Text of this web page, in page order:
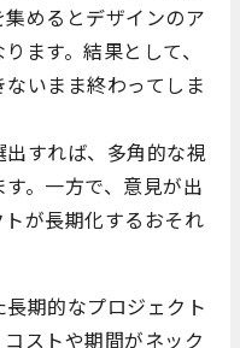
めるとデザインのア
ます。結果として、
いまま終わってしま
すれば、多角的な視
。一方で、意見が出
が長期化するおそれ
期的なプロジェクト
ストや期間がネック